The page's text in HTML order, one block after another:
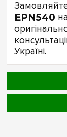
EPN540
Україні.